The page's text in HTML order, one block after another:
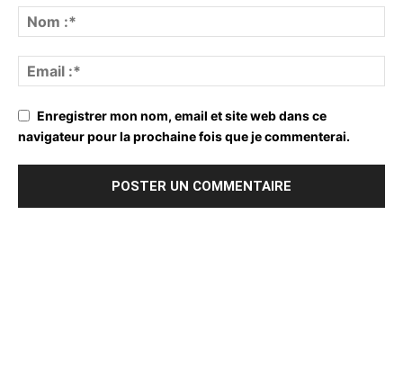
Enregistrer mon nom, email et site web dans ce
navigateur pour la prochaine fois que je commenterai.